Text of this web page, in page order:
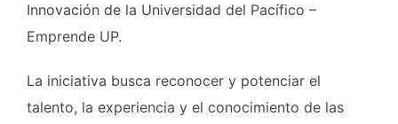
Innovación de la Universidad del Pacífico –
Emprende UP.
La iniciativa busca reconocer y potenciar el
talento, la experiencia y el conocimiento de las